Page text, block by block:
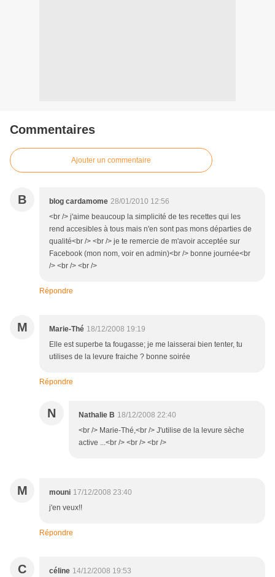
Commentaires
Ajouter un commentaire
B blog cardamome 28/01/2010 12:56
<br /> j'aime beaucoup la simplicité de tes recettes qui les
rend accesibles à tous mais n'en sont pas mons départies de
qualité<br /> <br /> je te remercie de m'avoir acceptée sur
Facebook (mon nom, voir en admin)<br /> bonne journée<br
/> <br /> <br />
Répondre
M Marie-Thé 18/12/2008 19:19
Elle est superbe ta fougasse; je me laisserai bien tenter, tu
utilises de la levure fraiche ? bonne soirée
Répondre
N Nathalie B 18/12/2008 22:40
<br /> Marie-Thé,<br /> J'utilise de la levure sèche
active ...<br /> <br /> <br />
M mouni 17/12/2008 23:40
j'en veux!!
Répondre
C céline 14/12/2008 19:53